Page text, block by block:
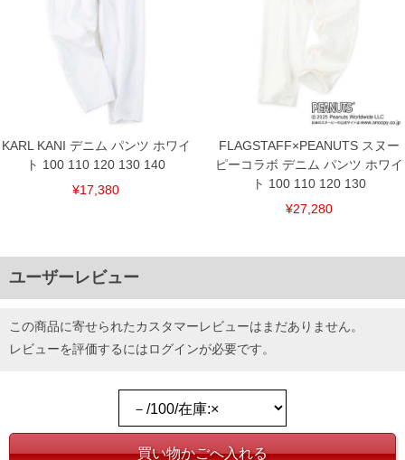
KARL KANI デニム パンツ ホワイ
ト 100 110 120 130 140
¥17,380
FLAGSTAFF×PEANUTS スヌー
ピーコラボ デニム パンツ ホワイ
ト 100 110 120 130
¥27,280
ユーザーレビュー
この商品に寄せられたカスタマーレビューはまだありません。
レビューを評価するにはログインが必要です。